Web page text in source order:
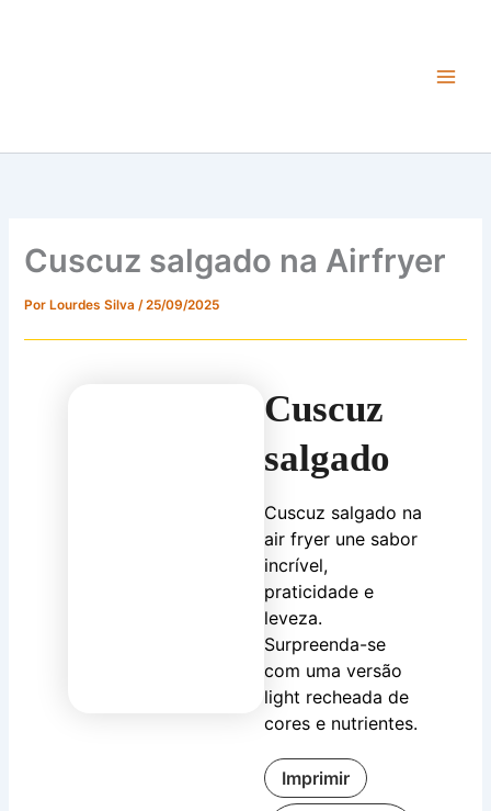
Cuscuz salgado na Airfryer
Por Lourdes Silva/25/09/2025
Cuscuz
salgado
Cuscuz salgado na
air fryer une sabor
incrível,
praticidade e
leveza.
Surpreenda-se
com uma versão
light recheada de
cores e nutrientes.
Imprimir